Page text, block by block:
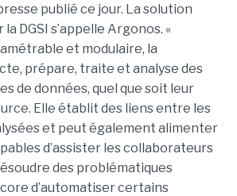
publié ce jour. La solution
DGSI s’appelle Argonos. «
et modulaire, la
prépare, traite et analyse des
de données, quel que soit leur
Elle établit des liens entre les
et peut également alimenter
d’assister les collaborateurs
des problématiques
d’automatiser certains